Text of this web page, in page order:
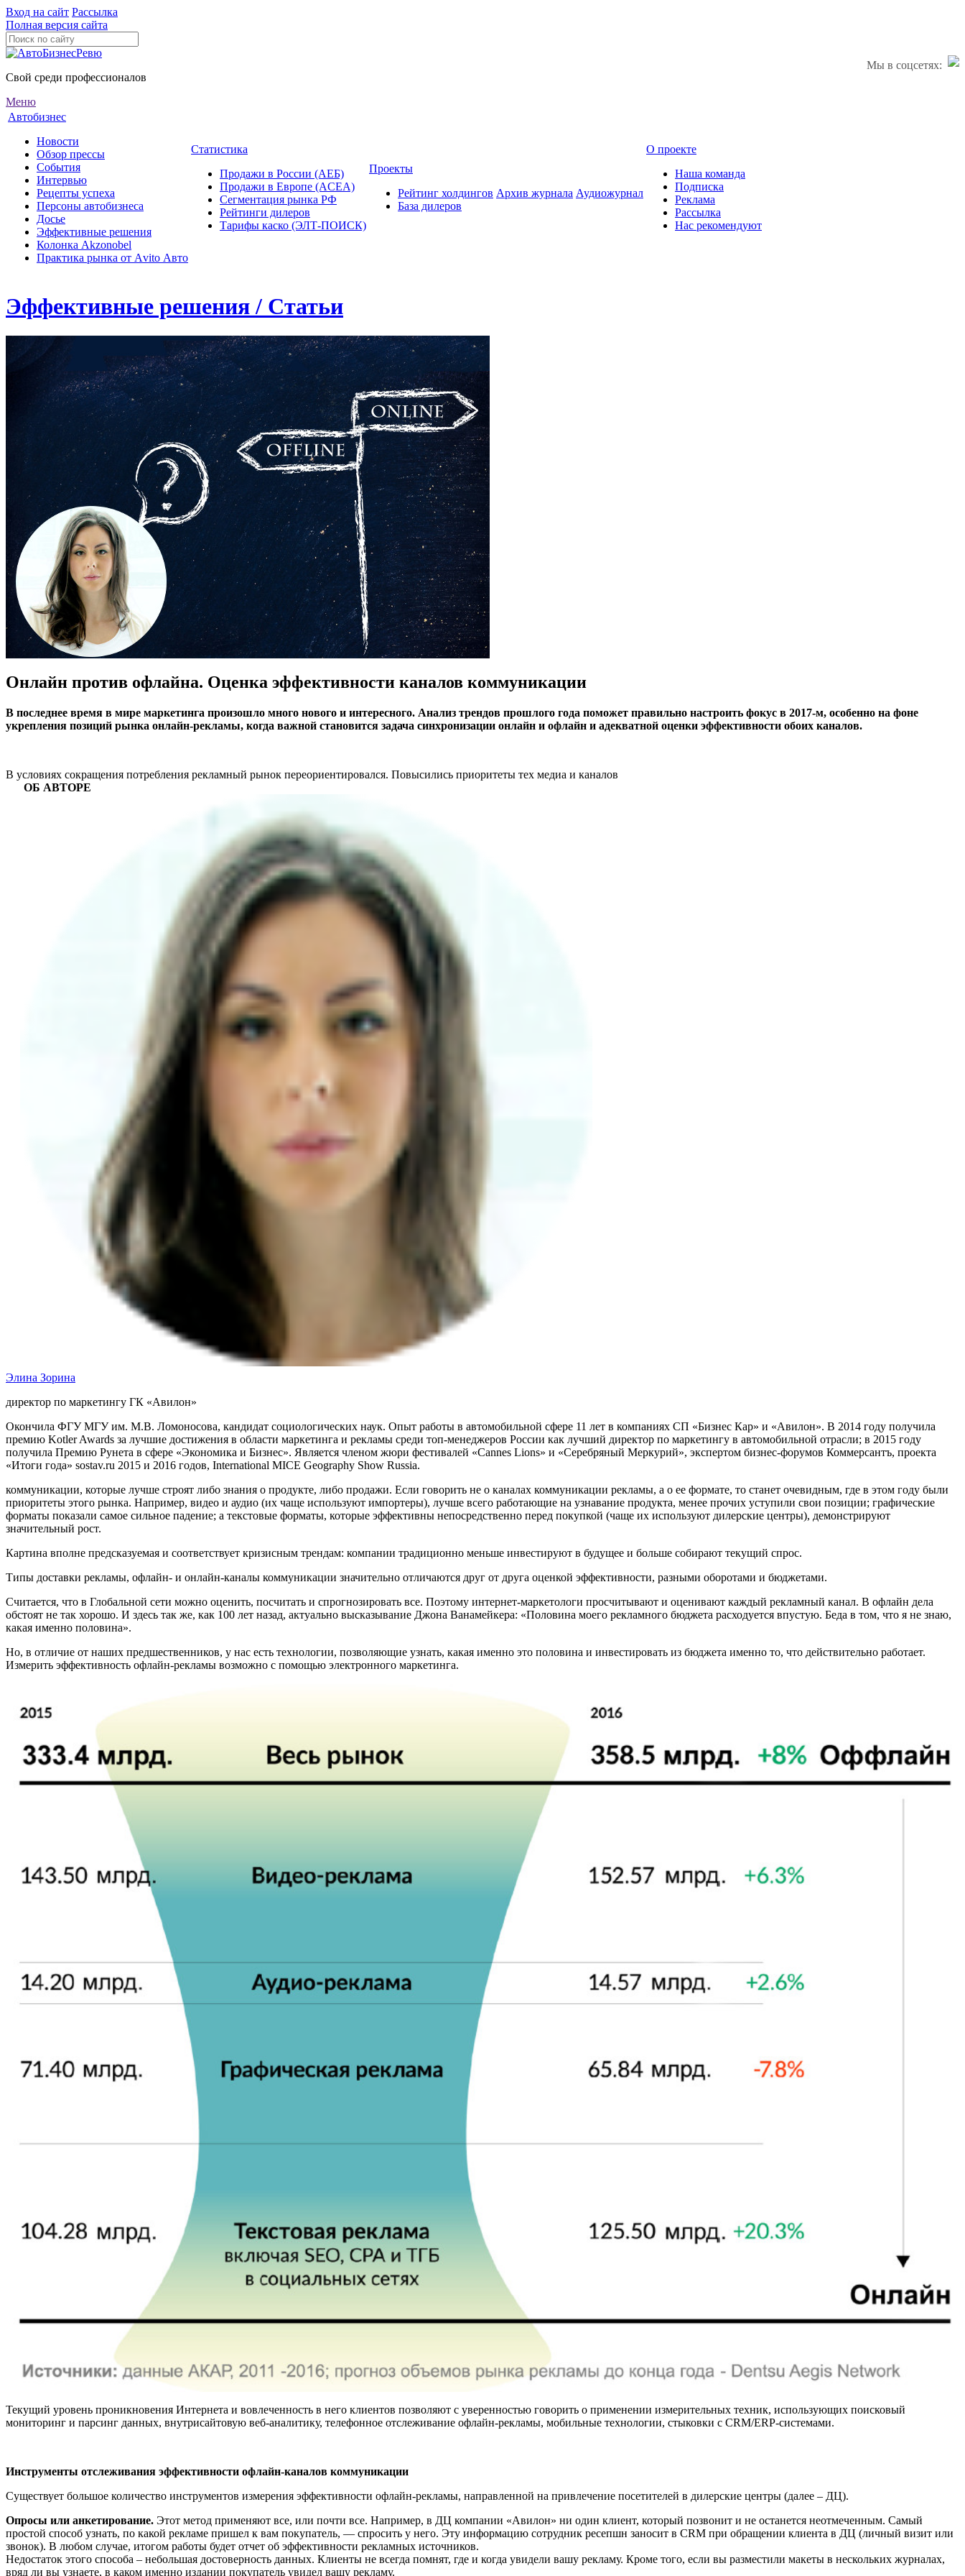
Вход на сайт Рассылка
Полная версия сайта
Мы в соцсетях:
Свой среди профессионалов
Меню
Автобизнес
Новости
Обзор прессы
События
Интервью
Рецепты успеха
Персоны автобизнеса
Досье
Эффективные решения
Колонка Akzonobel
Практика рынка от Аvito Авто
Статистика
Продажи в России (АЕБ)
Продажи в Европе (ACEA)
Сегментация рынка РФ
Рейтинги дилеров
Тарифы каско (ЭЛТ-ПОИСК)
Проекты
Рейтинг холдингов
База дилеров
Архив журнала Аудиожурнал
О проекте
Наша команда
Подписка
Реклама
Рассылка
Нас рекомендуют
Эффективные решения / Статьи
Онлайн против офлайна. Оценка эффективности каналов коммуникации
В последнее время в мире маркетинга произошло много нового и интересного. Анализ трендов прошлого года поможет правильно настроить фокус в 2017-м, особенно на фоне
укрепления позиций рынка онлайн-рекламы, когда важной становится задача синхронизации онлайн и офлайн и адекватной оценки эффективности обоих каналов.
В условиях сокращения потребления рекламный рынок переориентировался. Повысились приоритеты тех медиа и каналов
ОБ АВТОРЕ
Элина Зорина
директор по маркетингу ГК «Авилон»
Окончила ФГУ МГУ им. М.В. Ломоносова, кандидат социологических наук. Опыт работы в автомобильной сфере 11 лет в компаниях СП «Бизнес Кар» и «Авилон». В 2014 году получила
премию Kotler Awards за лучшие достижения в области маркетинга и рекламы среди топ-менеджеров России как лучший директор по маркетингу в автомобильной отрасли; в 2015 году
получила Премию Рунета в сфере «Экономика и Бизнес». Является членом жюри фестивалей «Cannes Lions» и «Серебряный Меркурий», экспертом бизнес-форумов Коммерсантъ, проекта
«Итоги года» sostav.ru 2015 и 2016 годов, International MICE Geography Show Russia.
коммуникации, которые лучше строят либо знания о продукте, либо продажи. Если говорить не о каналах коммуникации рекламы, а о ее формате, то станет очевидным, где в этом году были
приоритеты этого рынка. Например, видео и аудио (их чаще используют импортеры), лучше всего работающие на узнавание продукта, менее прочих уступили свои позиции; графические
форматы показали самое сильное падение; а текстовые форматы, которые эффективны непосредственно перед покупкой (чаще их используют дилерские центры), демонстрируют
значительный рост.
Картина вполне предсказуемая и соответствует кризисным трендам: компании традиционно меньше инвестируют в будущее и больше собирают текущий спрос.
Типы доставки рекламы, офлайн- и онлайн-каналы коммуникации значительно отличаются друг от друга оценкой эффективности, разными оборотами и бюджетами.
Считается, что в Глобальной сети можно оценить, посчитать и спрогнозировать все. Поэтому интернет-маркетологи просчитывают и оценивают каждый рекламный канал. В офлайн дела
обстоят не так хорошо. И здесь так же, как 100 лет назад, актуально высказывание Джона Ванамейкера: «Половина моего рекламного бюджета расходуется впустую. Беда в том, что я не знаю,
какая именно половина».
Но, в отличие от наших предшественников, у нас есть технологии, позволяющие узнать, какая именно это половина и инвестировать из бюджета именно то, что действительно работает.
Измерить эффективность офлайн-рекламы возможно с помощью электронного маркетинга.
Текущий уровень проникновения Интернета и вовлеченность в него клиентов позволяют с уверенностью говорить о применении измерительных техник, использующих поисковый
мониторинг и парсинг данных, внутрисайтовую веб-аналитику, телефонное отслеживание офлайн-рекламы, мобильные технологии, стыковки с CRM/ERP-системами.
Инструменты отслеживания эффективности офлайн-каналов коммуникации
Существует большое количество инструментов измерения эффективности офлайн-рекламы, направленной на привлечение посетителей в дилерские центры (далее – ДЦ).
Опросы или анкетирование. Этот метод применяют все, или почти все. Например, в ДЦ компании «Авилон» ни один клиент, который позвонит и не останется неотмеченным. Самый
простой способ узнать, по какой рекламе пришел к вам покупатель, — спросить у него. Эту информацию сотрудник ресепшн заносит в CRM при обращении клиента в ДЦ (личный визит или
звонок). В любом случае, итогом работы будет отчет об эффективности рекламных источников.
Недостаток этого способа – небольшая достоверность данных. Клиенты не всегда помнят, где и когда увидели вашу рекламу. Кроме того, если вы разместили макеты в нескольких журналах,
вряд ли вы узнаете, в каком именно издании покупатель увидел вашу рекламу.